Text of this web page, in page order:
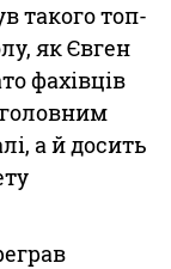
такого топ-
як Євген
фахівців
а й досить